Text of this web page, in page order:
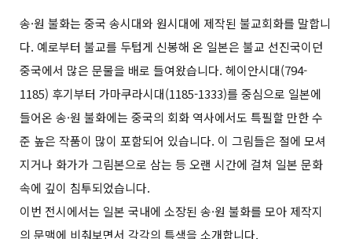
송·원 불화는 중국 송시대와 원시대에 제작된 불교회화를 말합니
다. 예로부터 불교를 두텁게 신봉해 온 일본은 불교 선진국이던
중국에서 많은 문물을 배로 들여왔습니다. 헤이안시대(794-
1185) 후기부터 가마쿠라시대(1185-1333)를 중심으로 일본에
들어온 송·원 불화에는 중국의 회화 역사에서도 특필할 만한 수
준 높은 작품이 많이 포함되어 있습니다. 이 그림들은 절에 모셔
지거나 화가가 그림본으로 삼는 등 오랜 시간에 걸쳐 일본 문화
속에 깊이 침투되었습니다.
이번 전시에서는 일본 국내에 소장된 송·원 불화를 모아 제작지
의 문맥에 비춰보면서 각각의 특색을 소개합니다.